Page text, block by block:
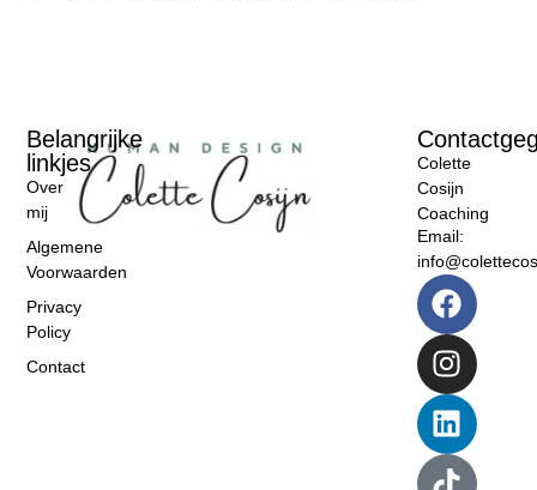
Colette
Cosijn
Coaching
Email:
Belangrijke
linkjes
Over
mij
Algemene
Voorwaarden
Privacy
Policy
Contact